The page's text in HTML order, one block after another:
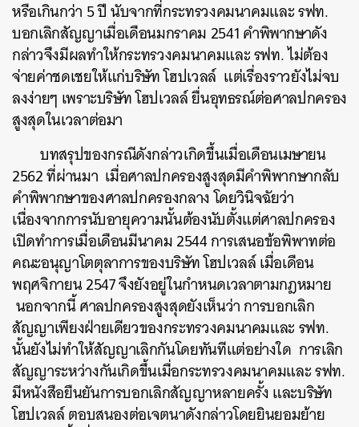
หรือเกินกว่า 5 ปี นับจากที่กระทรวงคมนาคมและ รฟท.
บอกเลิกสัญญาเมื่อเดือนมกราคม 2541คำพิพากษาดัง
กล่าวจึงมีผลทำให้กระทรวงคมนาคมและ รฟท. ไม่ต้อง
จ่ายค่าชดเชยให้แก่บริษัท โฮปเวลล์ แต่เรื่องราวยังไม่จบ
ลงง่ายๆ เพราะบริษัท โฮปเวลล์ ยื่นอุทธรณ์ต่อศาลปกครอง
สูงสุดในเวลาต่อมา
บทสรุปของกรณีดังกล่าวเกิดขึ้นเมื่อเดือนเมษายน
2562 ที่ผ่านมา เมื่อศาลปกครองสูงสุดมีคำพิพากษากลับ
คำพิพากษาของศาลปกครองกลาง โดยวินิจฉัยว่า
เนื่องจากการนับอายุความนั้นต้องนับตั้งแต่ศาลปกครอง
เปิดทำการเมื่อเดือนมีนาคม 2544การเสนอข้อพิพาทต่อ
คณะอนุญาโตตุลาการของบริษัท โฮปเวลล์ เมื่อเดือน
พฤศจิกายน 2547 จึงยังอยู่ในกำหนดเวลาตามกฎหมาย
นอกจากนี้ ศาลปกครองสูงสุดยังเห็นว่า การบอกเลิก
สัญญาเพียงฝ่ายเดียวของกระทรวงคมนาคมและ รฟท.
นั้นยังไม่ทำให้สัญญาเลิกกันโดยทันทีแต่อย่างใด การเลิก
สัญญาระหว่างกันเกิดขึ้นเมื่อกระทรวงคมนาคมและ รฟท.
มีหนังสือยืนยันการบอกเลิกสัญญาหลายครั้ง และบริษัท
โฮปเวลล์ ตอบสนองต่อเจตนาดังกล่าวโดยยินยอมย้าย